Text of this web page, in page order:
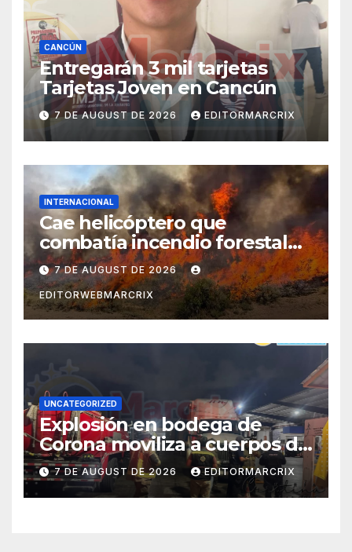
CANCÚN
Entregarán 3 mil tarjetas
Tarjetas Joven en Cancún
7 DE AUGUST DE 2026 EDITORMARCRIX
INTERNACIONAL
Cae helicóptero que
combatía incendio forestal
en Utah
7 DE AUGUST DE 2026
EDITORWEBMARCRIX
UNCATEGORIZED
Explosión en bodega de
Corona moviliza a cuerpos de
emergencia en Cancún
7 DE AUGUST DE 2026 EDITORMARCRIX